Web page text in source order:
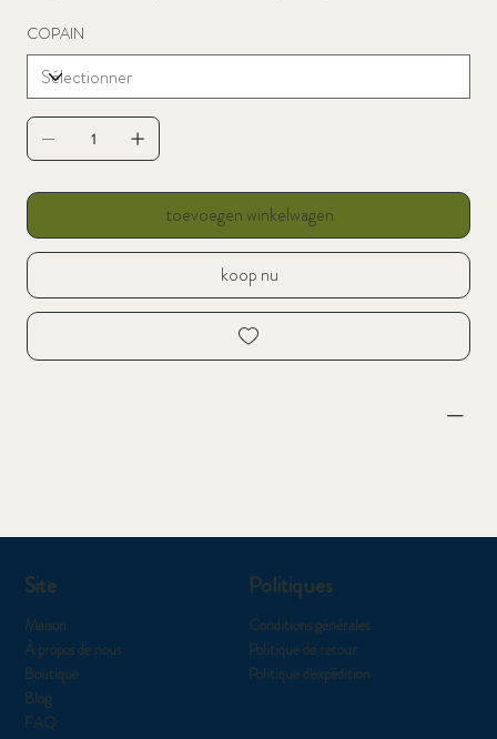
COPAIN
toevoegen winkelwagen
koop nu
Politiques
Conditions générales
Politique de retour
Politique d'expédition
Site
Maison
À propos de nous
Boutique
Blog
FAQ